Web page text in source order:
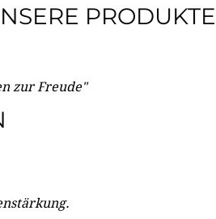
PRODUKTE
zur Freude"